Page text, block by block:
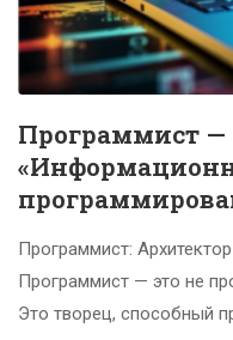
Программист —
Программист:
Программист — это не
Это творец, способный